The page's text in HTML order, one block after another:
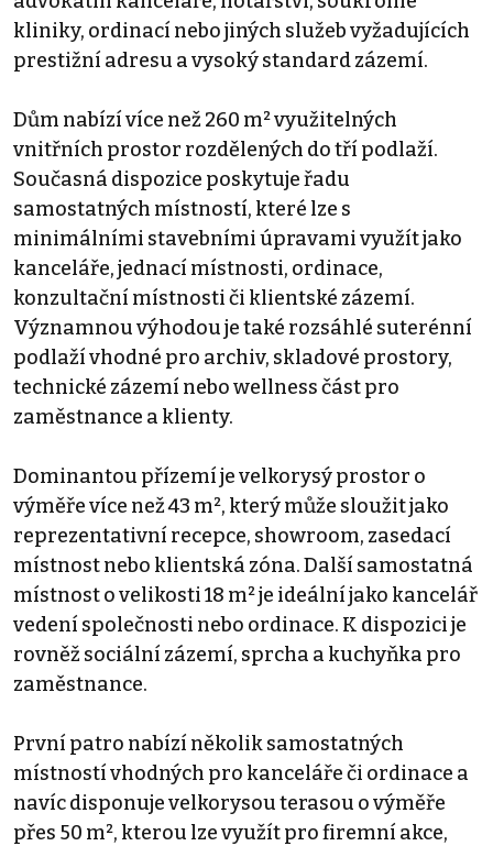
kliniky, ordinací nebo jiných služeb vyžadujících
prestižní adresu a vysoký standard zázemí.
Dům nabízí více než 260 m² využitelných
vnitřních prostor rozdělených do tří podlaží.
Současná dispozice poskytuje řadu
samostatných místností, které lze s
minimálními stavebními úpravami využít jako
kanceláře, jednací místnosti, ordinace,
konzultační místnosti či klientské zázemí.
Významnou výhodou je také rozsáhlé suterénní
podlaží vhodné pro archiv, skladové prostory,
technické zázemí nebo wellness část pro
zaměstnance a klienty.
Dominantou přízemí je velkorysý prostor o
výměře více než 43 m², který může sloužit jako
reprezentativní recepce, showroom, zasedací
místnost nebo klientská zóna. Další samostatná
místnost o velikosti 18 m² je ideální jako kancelář
vedení společnosti nebo ordinace. K dispozici je
rovněž sociální zázemí, sprcha a kuchyňka pro
zaměstnance.
První patro nabízí několik samostatných
místností vhodných pro kanceláře či ordinace a
navíc disponuje velkorysou terasou o výměře
přes 50 m², kterou lze využít pro firemní akce,